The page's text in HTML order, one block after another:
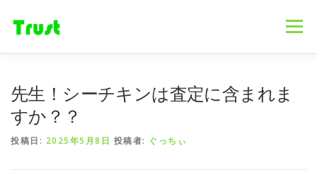
メニュー
先生！シーチキンは査定に含まれま
すか？？
投稿日: 2025年5月8日 投稿者: ぐっちぃ